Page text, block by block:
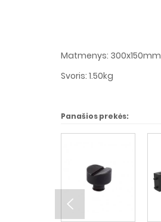
Matmenys: 300x150mm
Svoris: 1.50kg
Panašios prekės: